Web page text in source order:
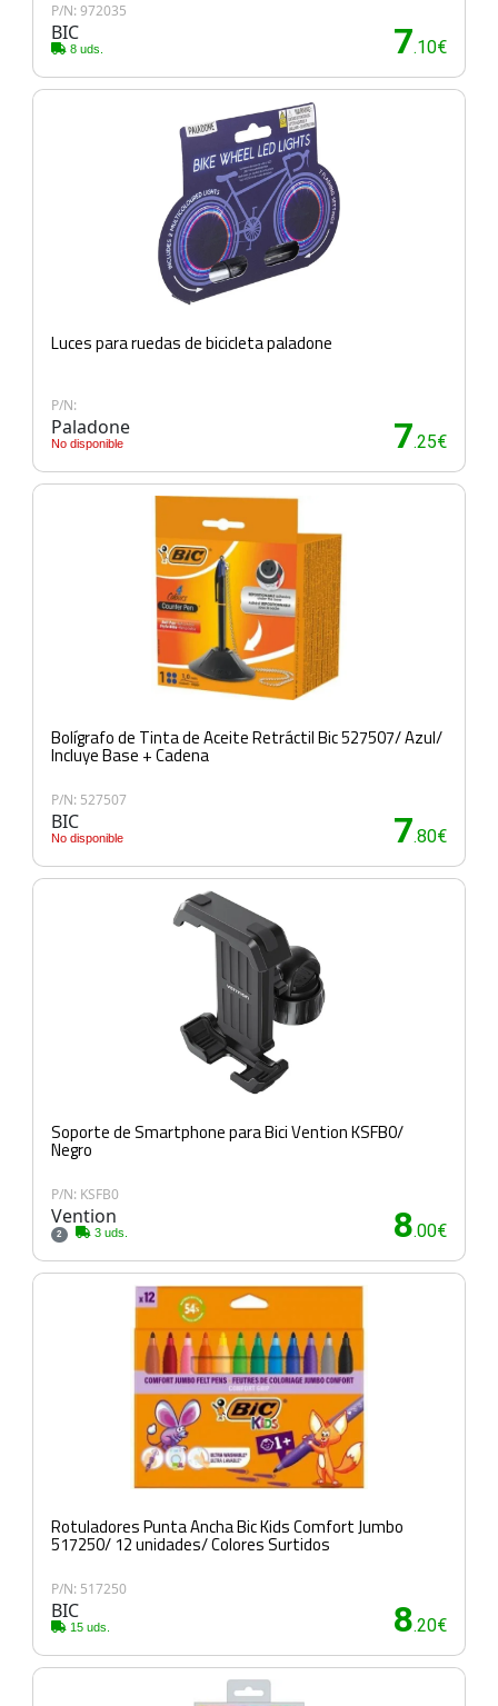
P/N: 972035
BIC
8 uds. 7.10€
Luces para ruedas de bicicleta paladone
P/N:
Paladone
No disponible 7.25€
Bolígrafo de Tinta de Aceite Retráctil Bic 527507/ Azul/
Incluye Base + Cadena
P/N: 527507
BIC
No disponible 7.80€
Soporte de Smartphone para Bici Vention KSFB0/
Negro
P/N: KSFB0
Vention
2 3 uds. 8.00€
Rotuladores Punta Ancha Bic Kids Comfort Jumbo
517250/ 12 unidades/ Colores Surtidos
P/N: 517250
BIC
15 uds. 8.20€